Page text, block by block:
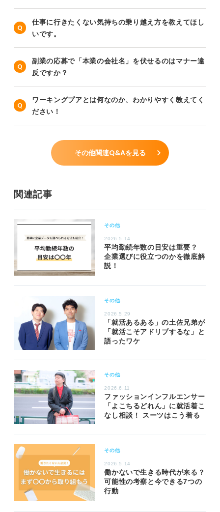
仕事に行きたくない気持ちの乗り越え方を教えてほし
いです。
副業の応募で「本業の会社名」を伏せるのはマナー違
反ですか？
ワーキングプアとは何なのか、わかりやすく教えてく
ださい！
その他関連Q&Aを見る
関連記事
その他
2026.5.14
平均勤続年数の目安は重要？
企業選びに役立つのかを徹底解
説！
その他
2026.5.29
「就活あるある」の土佐兄弟が
「就活こそアドリブするな」と
語ったワケ
その他
2026.6.11
ファッションインフルエンサー
「よこちるどれん」に就活着こ
なし相談！ スーツはこう着る
その他
2026.5.14
働かないで生きる時代が来る？
可能性の考察と今できる7つの
行動